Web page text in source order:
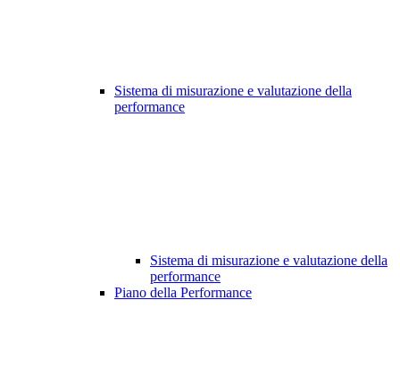
Sistema di misurazione e valutazione della
performance
Sistema di misurazione e valutazione della
performance
Piano della Performance